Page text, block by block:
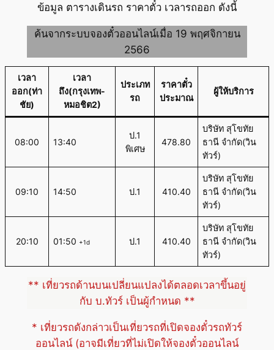
ข้อมูล ตารางเดินรถ ราคาตั๋ว เวลารถออก ดังนี้
ค้นจากระบบจองตั๋วออนไลน์เมื่อ 19 พฤศจิกายน
2566
เวลา
ออก(ท่า
ชัย)
เวลา
ถึง(กรุงเทพ-
หมอชิต2)
ประเภท
รถ
ราคาตั๋ว
ประมาณ
ผู้ให้บริการ
08:00 13:40
ป.1
พิเศษ
478.80
บริษัท สุโขทัย
ธานี จำกัด(วิน
ทัวร์)
09:10 14:50 ป.1 410.40
บริษัท สุโขทัย
ธานี จำกัด(วิน
ทัวร์)
20:10 01:50 +1d ป.1 410.40
บริษัท สุโขทัย
ธานี จำกัด(วิน
ทัวร์)
** เที่ยวรถด้านบนเปลี่ยนแปลงได้ตลอดเวลาขึ้นอยู่
กับ บ.ทัวร์ เป็นผู้กำหนด **
* เที่ยวรถดังกล่าวเป็นเที่ยวรถที่เปิดจองตั๋วรถทัวร์
ออนไลน์ (อาจมีเที่ยวที่ไม่เปิดให้จองตั๋วออนไลน์